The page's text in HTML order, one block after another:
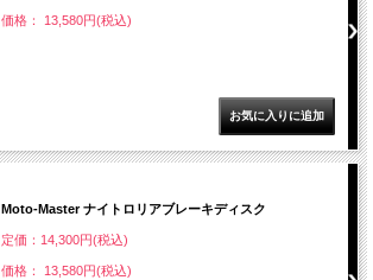
価格： 13,580円(税込)
Moto-Master ナイトロリアブレーキディスク
定価：14,300円(税込)
価格： 13,580円(税込)